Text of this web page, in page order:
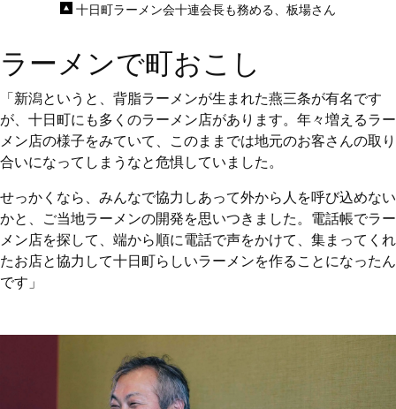
十日町ラーメン会十連会長も務める、板場さん
ラーメンで町おこし
「新潟というと、背脂ラーメンが生まれた燕三条が有名です
が、十日町にも多くのラーメン店があります。年々増えるラー
メン店の様子をみていて、このままでは地元のお客さんの取り
合いになってしまうなと危惧していました。
せっかくなら、みんなで協力しあって外から人を呼び込めない
かと、ご当地ラーメンの開発を思いつきました。電話帳でラー
メン店を探して、端から順に電話で声をかけて、集まってくれ
たお店と協力して十日町らしいラーメンを作ることになったん
です」